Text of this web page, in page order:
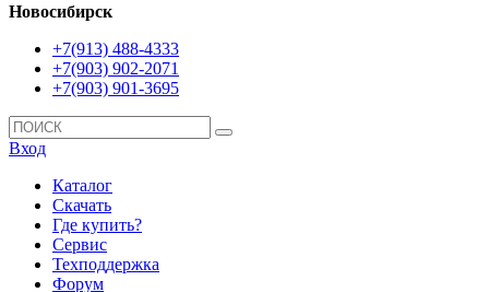
Новосибирск
+7(913) 488-4333
+7(903) 902-2071
+7(903) 901-3695
Вход
Каталог
Скачать
Где купить?
Сервис
Техподдержка
Форум